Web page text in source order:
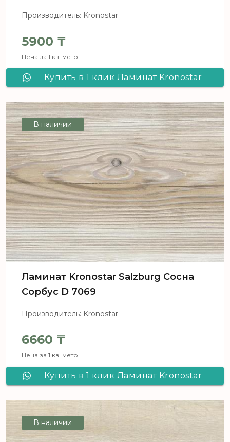
Производитель: Kronostar
5900 ₸
Цена за 1 кв. метр
Купить в 1 клик Ламинат Kronostar
В наличии
Ламинат Kronostar Salzburg Сосна
Сорбус D 7069
Производитель: Kronostar
6660 ₸
Цена за 1 кв. метр
Купить в 1 клик Ламинат Kronostar
В наличии